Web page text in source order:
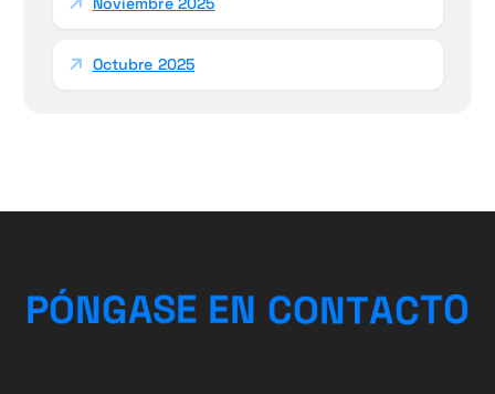
Octubre 2025
PÓNGASE EN CONTACTO